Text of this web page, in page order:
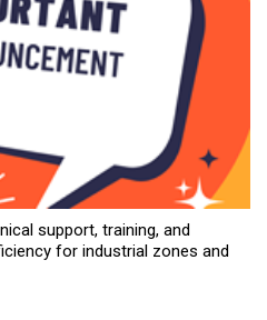
support, training, and
for industrial zones and